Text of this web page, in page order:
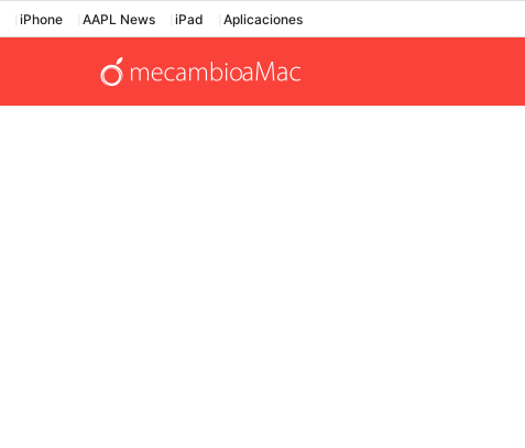
iPhone AAPL News iPad Aplicaciones